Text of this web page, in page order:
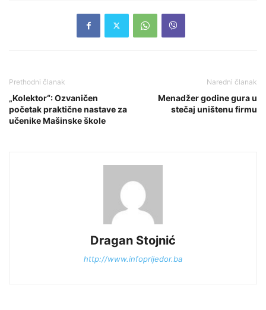
Prethodni članak
„Kolektor“: Ozvaničen
početak praktične nastave za
učenike Mašinske škole
Naredni članak
Menadžer godine gura u
stečaj uništenu firmu
Dragan Stojnić
http://www.infoprijedor.ba